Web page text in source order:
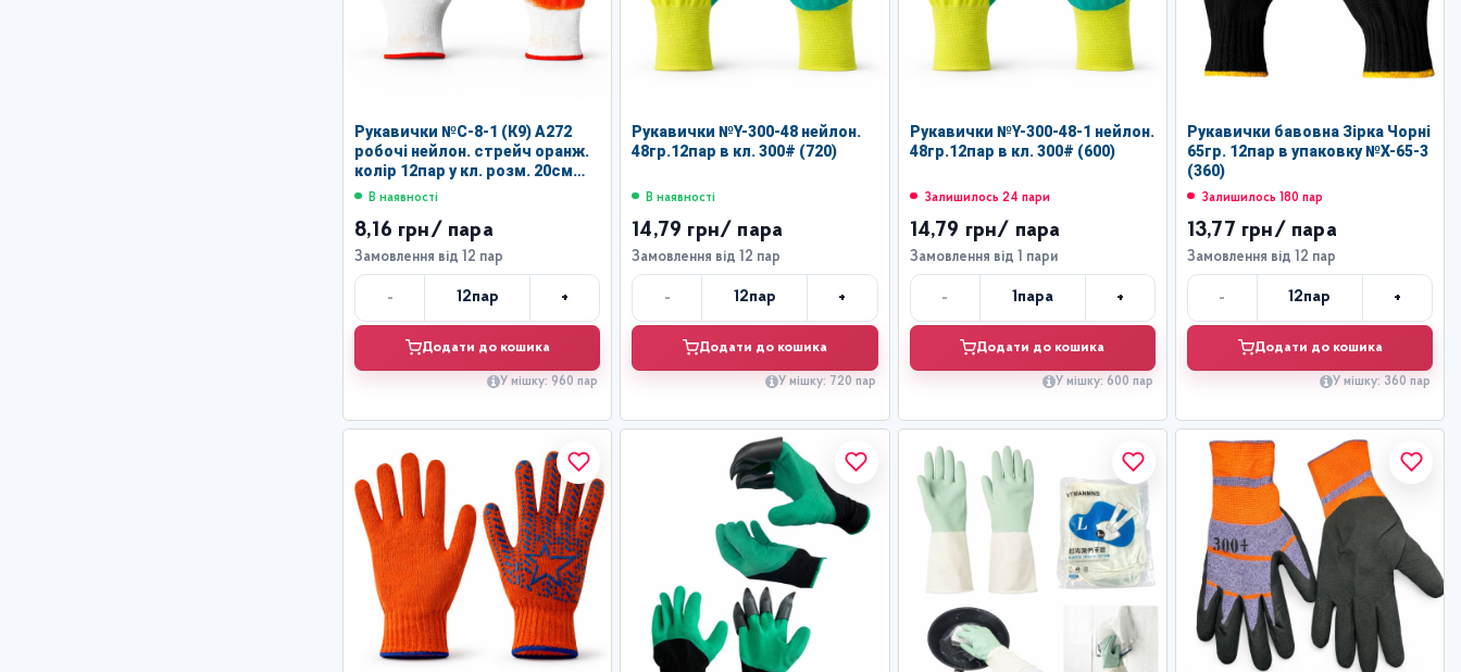
Рукавички №С-8-1 (К9) А272
робочі нейлон. стрейч оранж.
колір 12пар у кл. розм. 20см
22гр (960)
В наявності
8,16 грн/ пара
Замовлення від 12 пар
-
Кількість
12пар +
Додати до кошика
У мішку: 960 пар
Рукавички №Y-300-48 нейлон.
48гр.12пар в кл. 300# (720)
В наявності
14,79 грн/ пара
Замовлення від 12 пар
-
Кількість
12пар +
Додати до кошика
У мішку: 720 пар
Рукавички №Y-300-48-1 нейлон.
48гр.12пар в кл. 300# (600)
Залишилось 24 пари
14,79 грн/ пара
Замовлення від 1 пари
-
Кількість
1пара +
Додати до кошика
У мішку: 600 пар
Рукавички бавовна Зірка Чорні
65гр. 12пар в упаковку №X-65-3
(360)
Залишилось 180 пар
13,77 грн/ пара
Замовлення від 12 пар
-
Кількість
12пар +
Додати до кошика
У мішку: 360 пар